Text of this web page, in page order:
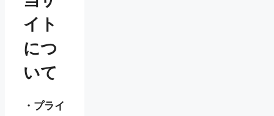
イト
につ
いて
・プライ